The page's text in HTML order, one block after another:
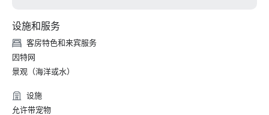
设施和服务
客房特色和来宾服务
因特网
景观（海洋或水）
设施
允许带宠物